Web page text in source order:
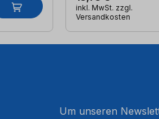
inkl. MwSt. zzgl.
Versandkosten
Um unseren